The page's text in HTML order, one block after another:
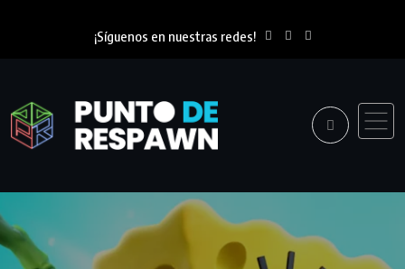
¡Síguenos en nuestras redes!